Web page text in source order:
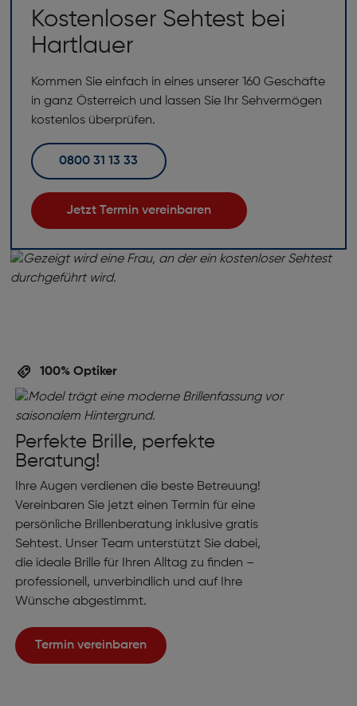
Kostenloser Sehtest bei
Hartlauer
Kommen Sie einfach in eines unserer 160 Geschäfte
in ganz Österreich und lassen Sie Ihr Sehvermögen
kostenlos überprüfen.
0800 31 13 33
Jetzt Termin vereinbaren
100% Optiker
Perfekte Brille, perfekte
Beratung!
Ihre Augen verdienen die beste Betreuung!
Vereinbaren Sie jetzt einen Termin für eine
persönliche Brillenberatung inklusive gratis
Sehtest. Unser Team unterstützt Sie dabei,
die ideale Brille für Ihren Alltag zu finden –
professionell, unverbindlich und auf Ihre
Wünsche abgestimmt.
Termin vereinbaren